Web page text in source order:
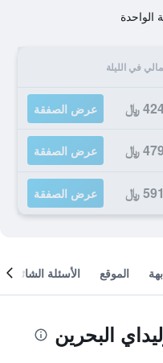
الواحدة
في الليلة
﷼ عرض الصفقة
479 ﷼ عرض الصفقة
591 ﷼ عرض الصفقة
الموقع الأسئلة الشائعة
البحرين